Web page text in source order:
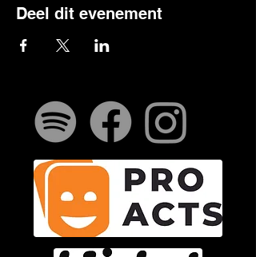
Deel dit evenement